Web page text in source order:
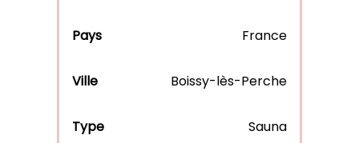
France
Boissy-lès-Perche
Sauna